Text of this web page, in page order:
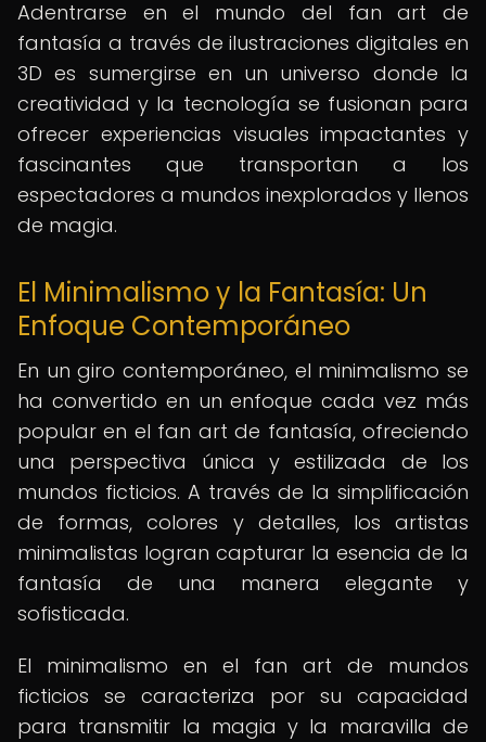
Adentrarse en el mundo del fan art de
fantasía a través de ilustraciones digitales en
3D es sumergirse en un universo donde la
creatividad y la tecnología se fusionan para
ofrecer experiencias visuales impactantes y
fascinantes que transportan a los
espectadores a mundos inexplorados y llenos
de magia.
El Minimalismo y la Fantasía: Un
Enfoque Contemporáneo
En un giro contemporáneo, el minimalismo se
ha convertido en un enfoque cada vez más
popular en el fan art de fantasía, ofreciendo
una perspectiva única y estilizada de los
mundos ficticios. A través de la simplificación
de formas, colores y detalles, los artistas
minimalistas logran capturar la esencia de la
fantasía de una manera elegante y
sofisticada.
El minimalismo en el fan art de mundos
ficticios se caracteriza por su capacidad
para transmitir la magia y la maravilla de